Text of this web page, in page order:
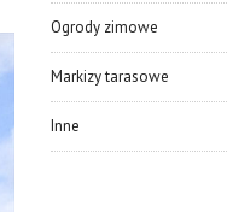
Ogrody zimowe
Markizy tarasowe
Inne